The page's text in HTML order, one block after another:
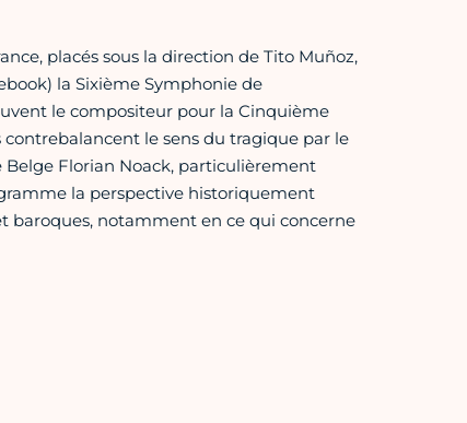
placés sous la direction de Tito Muñoz,
la Sixième Symphonie de
le compositeur pour la Cinquième
le sens du tragique par le
Florian Noack, particulièrement
la perspective historiquement
baroques, notamment en ce qui concerne